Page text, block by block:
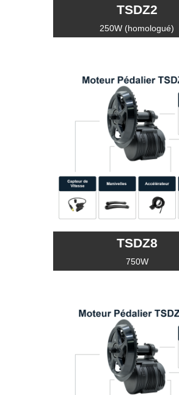
TSDZ2
250W (homologué)
TSDZ8
750W